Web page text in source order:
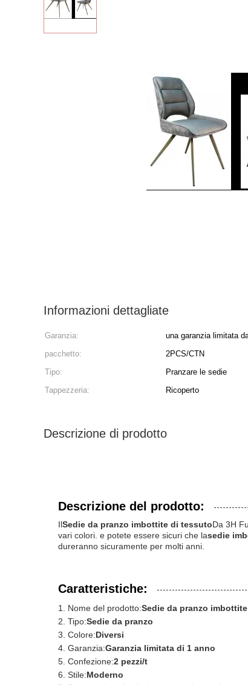
Informazioni dettagliate
Garanzia: una garanzia limitata
pacchetto:
2PCS/CTN
Tipo:
Pranzare le sedie
Tappezzeria:
Ricoperto
Descrizione di prodotto
Descrizione del prodotto:
IlSedie da pranzo imbottite di tessutoDa 3H
vari colori. e potete essere sicuri che lasedie
dureranno sicuramente per molti anni.
Caratteristiche:
Nome del prodotto:Sedie da pranzo
Tipo:Sedie da pranzo
Colore:Diversi
Garanzia:Garanzia limitata di 1 anno
Confezione:2 pezzi/t
Stile:Moderno